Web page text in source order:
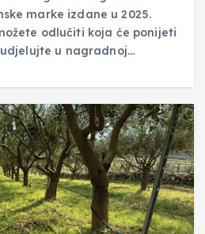
marke izdane u 2025.
odlučiti koja će ponijeti
u nagradnoj…